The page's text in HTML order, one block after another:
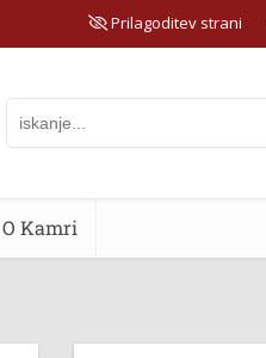
Prilagoditev strani
O Kamri